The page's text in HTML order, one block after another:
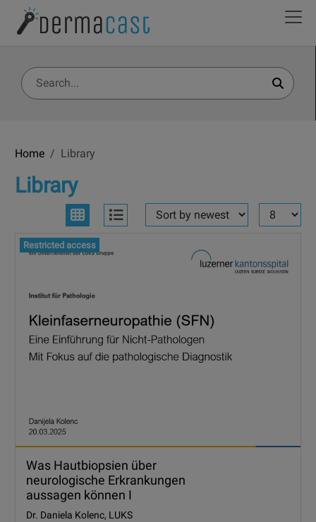
Home Library
Library
Restricted access
Was Hautbiopsien über
neurologische Erkrankungen
aussagen können I
Dr. Daniela Kolenc, LUKS